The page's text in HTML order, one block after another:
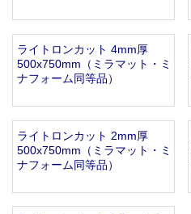
ライトロンカット 4mm厚
500x750mm（ミラマット・ミ
ナフォーム同等品）
ライトロンカット 2mm厚
500x750mm（ミラマット・ミ
ナフォーム同等品）